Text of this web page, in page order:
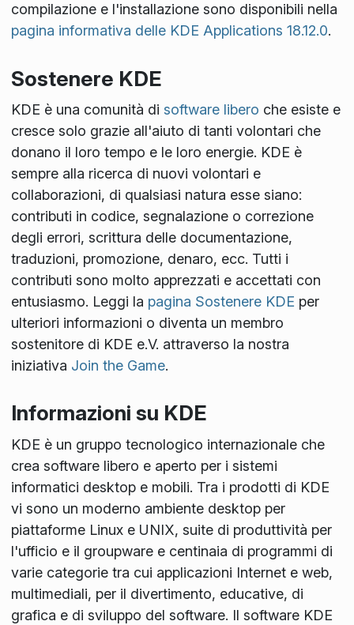
compilazione e l'installazione sono disponibili nella
pagina informativa delle KDE Applications 18.12.0.
Sostenere KDE
KDE è una comunità di software libero che esiste e
cresce solo grazie all'aiuto di tanti volontari che
donano il loro tempo e le loro energie. KDE è
sempre alla ricerca di nuovi volontari e
collaborazioni, di qualsiasi natura esse siano:
contributi in codice, segnalazione o correzione
degli errori, scrittura delle documentazione,
traduzioni, promozione, denaro, ecc. Tutti i
contributi sono molto apprezzati e accettati con
entusiasmo. Leggi la pagina Sostenere KDE per
ulteriori informazioni o diventa un membro
sostenitore di KDE e.V. attraverso la nostra
iniziativa Join the Game.
Informazioni su KDE
KDE è un gruppo tecnologico internazionale che
crea software libero e aperto per i sistemi
informatici desktop e mobili. Tra i prodotti di KDE
vi sono un moderno ambiente desktop per
piattaforme Linux e UNIX, suite di produttività per
l'ufficio e il groupware e centinaia di programmi di
varie categorie tra cui applicazioni Internet e web,
multimediali, per il divertimento, educative, di
grafica e di sviluppo del software. Il software KDE